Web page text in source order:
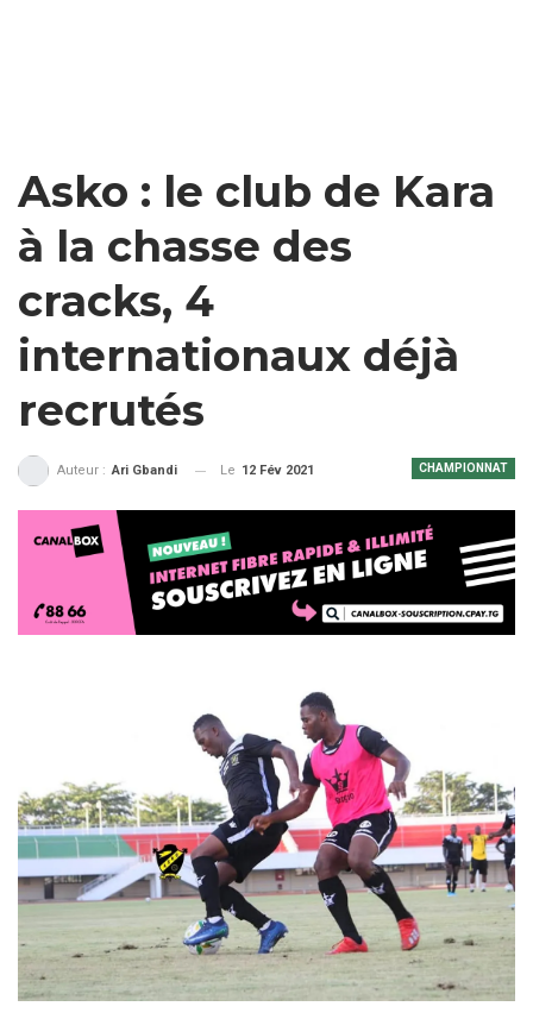
Asko : le club de Kara
à la chasse des
cracks, 4
internationaux déjà
recrutés
CHAMPIONNAT
Auteur : Ari Gbandi Le 12 Fév 2021